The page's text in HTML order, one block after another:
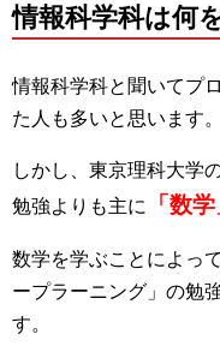
情報科学科は何
情報科学科と聞いてプ
た人も多いと思います。
しかし、東京理科大学
勉強よりも主に
「数学
数学を学ぶことによっ
ープラーニング」の勉
す。